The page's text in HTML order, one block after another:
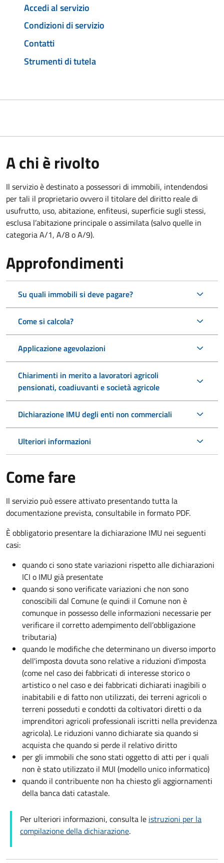
Accedi al servizio
Condizioni di servizio
Contatti
Strumenti di tutela
A chi è rivolto
Il servizio è destinato a possessori di immobili, intendendosi
per tali il proprietario ovvero il titolare del diritto reale di
usufrutto, uso, abitazione, enfiteusi, superficie sugli stessi,
esclusa l’abitazione principale o assimilata (salvo quelle in
categoria A/1, A/8 o A/9).
Approfondimenti
Su quali immobili si deve pagare?
Come si calcola?
Applicazione agevolazioni
Chiarimenti in merito a lavoratori agricoli
pensionati, coadiuvanti e società agricole
Dichiarazione IMU degli enti non commerciali
Ulteriori informazioni
Come fare
Il servizio può essere attivato presentando tutta la
documentazione prevista, consultabile in formato PDF.
È obbligatorio presentare la dichiarazione IMU nei seguenti
casi:
quando ci sono state variazioni rispetto alle dichiarazioni
ICI o IMU già presentate
quando si sono verificate variazioni che non sono
conoscibili dal Comune (e quindi il Comune non è
comunque in possesso delle informazioni necessarie per
verificare il corretto adempimento dell’obbligazione
tributaria)
quando le modifiche che determinano un diverso importo
dell'imposta dovuta sono relative a riduzioni d'imposta
(come nel caso dei fabbricati di interesse storico o
artistico o nel caso e dei fabbricati dichiarati inagibili o
inabitabili e di fatto non utilizzati, dei terreni agricoli o
terreni posseduti e condotti da coltivatori diretti o da
imprenditori agricoli professionali iscritti nella previdenza
agricola). Le riduzioni vanno dichiarate sia quando si
acquista che quando si perde il relativo diritto
per gli immobili che sono stati oggetto di atti per i quali
non è stato utilizzato il MUI (modello unico informatico)
quando il contribuente non ha chiesto gli aggiornamenti
della banca dati catastale.
Per ulteriori informazioni, consulta le istruzioni per la
compilazione della dichiarazione.